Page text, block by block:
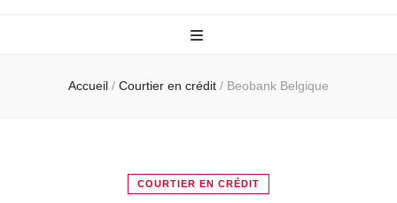
Accueil / Courtier en crédit / Beobank Belgique
COURTIER EN CRÉDIT